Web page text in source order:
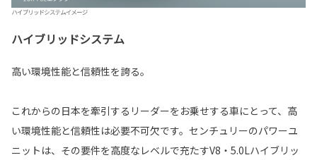
ハイブリッドシステム
高い環境性能と信頼性を誇る。
これからの日本を牽引するリーダーをお乗せする車にとって、高
い環境性能と信頼性は必要不可欠です。センチュリーのパワーユ
ニットは、その要件を高度なレベルで充たすV8・5.0Lハイブリッ